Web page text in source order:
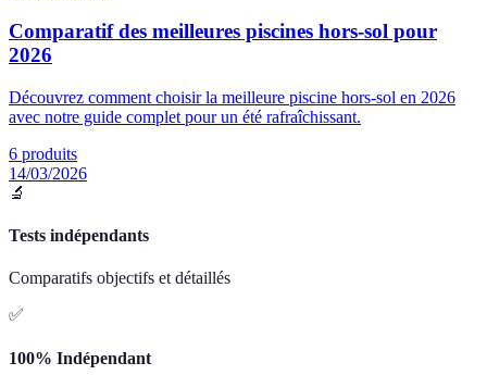
Comparatif des meilleures piscines hors-sol pour
2026
Découvrez comment choisir la meilleure piscine hors-sol en 2026
avec notre guide complet pour un été rafraîchissant.
6 produits
14/03/2026
🔬
Tests indépendants
Comparatifs objectifs et détaillés
✅
100% Indépendant